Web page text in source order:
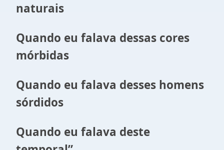
naturais
Quando eu falava dessas cores
mórbidas
Quando eu falava desses homens
sórdidos
Quando eu falava deste